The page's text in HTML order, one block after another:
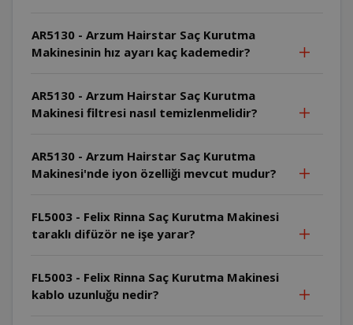
AR5130 - Arzum Hairstar Saç Kurutma
Makinesinin hız ayarı kaç kademedir?
AR5130 - Arzum Hairstar Saç Kurutma
Makinesi filtresi nasıl temizlenmelidir?
AR5130 - Arzum Hairstar Saç Kurutma
Makinesi'nde iyon özelliği mevcut mudur?
FL5003 - Felix Rinna Saç Kurutma Makinesi
taraklı difüzör ne işe yarar?
FL5003 - Felix Rinna Saç Kurutma Makinesi
kablo uzunluğu nedir?